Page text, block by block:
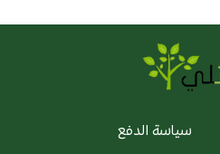
سياسة الدفع